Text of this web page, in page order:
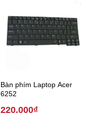
Bàn phím Laptop Acer
6252
220.000₫